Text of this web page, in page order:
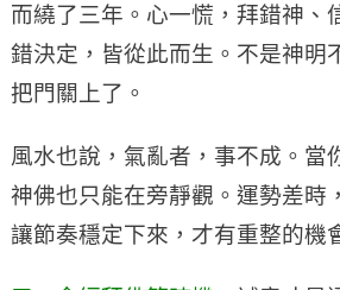
而繞了三年。心一慌，拜錯神、
錯決定，皆從此而生。不是神明
把門關上了。
風水也說，氣亂者，事不成。當
神佛也只能在旁靜觀。運勢差時
讓節奏穩定下來，才有重整的機